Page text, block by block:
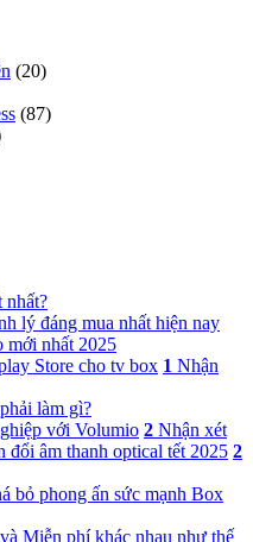
(20)
(87)
nhất?
lý đáng mua nhất hiện nay
mới nhất 2025
Store cho tv box 1 Nhận
làm gì?
với Volumio 2 Nhận xét
đổi âm thanh optical tết 2025 2
bỏ phong ấn sức mạnh Box
Miễn phí khác nhau như thế